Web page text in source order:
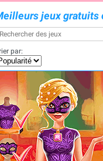
jeux gratuits
par: